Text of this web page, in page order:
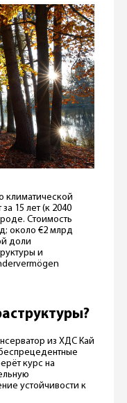
климатической
15 лет (к 2040
Стоимость
около €2 млрд
доли
и
из ХДС Кай
курс на
устойчивости к